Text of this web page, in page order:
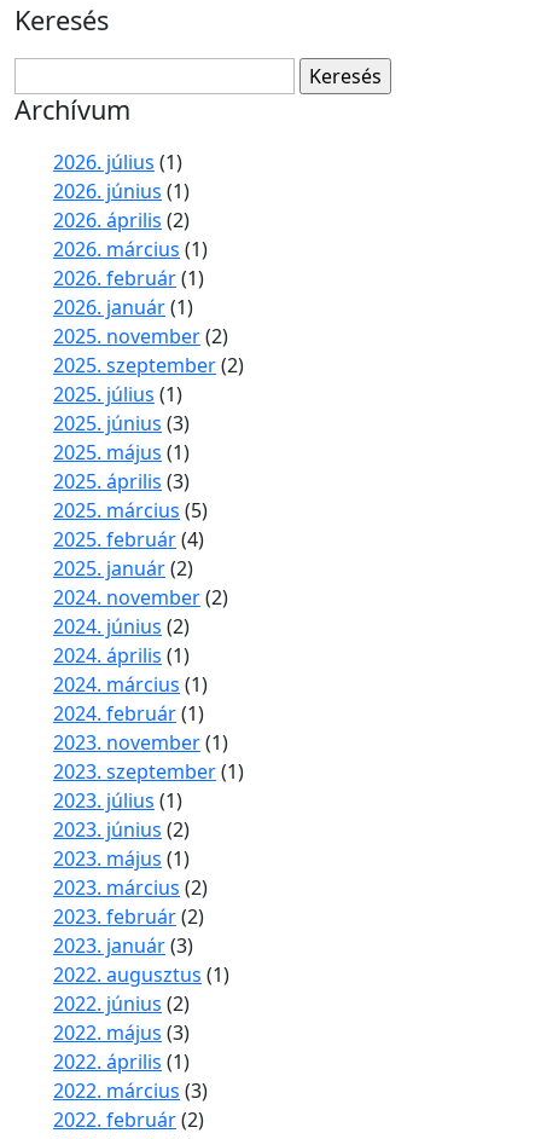
Keresés
Archívum
2026. július (1)
2026. június (1)
2026. április (2)
2026. március (1)
2026. február(1)
2026. január(1)
2025. november(2)
2025. szeptember(2)
2025. július (1)
2025. június (3)
2025. május (1)
2025. április (3)
2025. március (5)
2025. február(4)
2025. január(2)
2024. november(2)
2024. június (2)
2024. április (1)
2024. március (1)
2024. február(1)
2023. november(1)
2023. szeptember(1)
2023. július (1)
2023. június (2)
2023. május (1)
2023. március (2)
2023. február(2)
2023. január(3)
2022. augusztus (1)
2022. június (2)
2022. május (3)
2022. április (1)
2022. március (3)
2022. február(2)